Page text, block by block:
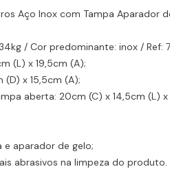
Aço Inox com Tampa Aparador
/ Cor predominante: inox / Ref:
(L) x 19,5cm (A);
(D) x 15,5cm (A);
aberta: 20cm (C) x 14,5cm (L)
e aparador de gelo;
abrasivos na limpeza do produto.